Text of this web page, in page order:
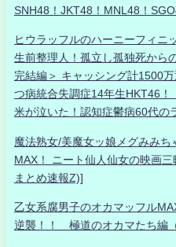
SNH48！JKT48！MNL48！
ヒウラッフルのハーニーフィニ
生前整理人！孤立し孤独死から
完結編＞ キャッシング計1500
つ病統合失調症14年生HKT46
米が泣いた！認知症鬱病60代の
魔法熟女/美魔女ッ娘メグみみ
MAX！ ニート仙人仙女の映画
まとめ速報Z)]
乙女系腐男子のオカマッフル
逆襲！！ 極道のオカマたち編